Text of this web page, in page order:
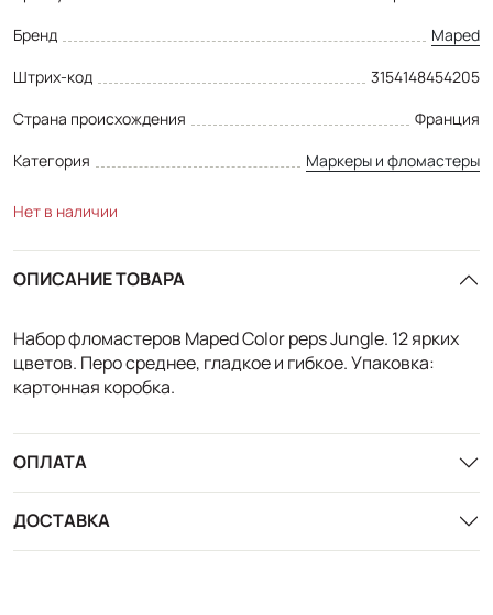
Бренд
Maped
Штрих-код
3154148454205
Страна происхождения
Франция
Категория
Маркеры и фломастеры
Нет в наличии
ОПИСАНИЕ ТОВАРА
Набор фломастеров Maped Color peps Jungle. 12 ярких
цветов. Перо среднее, гладкое и гибкое. Упаковка:
картонная коробка.
ОПЛАТА
ДОСТАВКА